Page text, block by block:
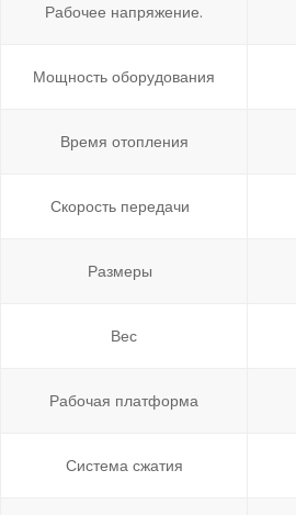
Рабочее напряжение.
Мощность оборудования
Время отопления
Скорость передачи
Размеры
Вес
Рабочая платформа
Система сжатия